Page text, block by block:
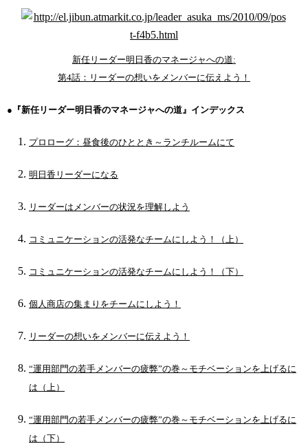
新任リーダー明日香のマネージャへの道:
第4話：リーダーの想いをメンバーに伝えよう！
●『新任リーダー明日香のマネージャへの道』インデックス
プロローグ：昼食後のひととき～ランチルームにて
明日香リーダーになる
リーダーはメンバーの状況を理解しよう
コミュニケーションの活発なチームにしよう！（上）
コミュニケーションの活発なチームにしよう！（下）
個人商店の集まりをチームにしよう！
リーダーの想いをメンバーに伝えよう！
“運用部門の若手メンバーの疲弊”の巻～モチベーションを上げるに
は（上）
“運用部門の若手メンバーの疲弊”の巻～モチベーションを上げるに
は（下）